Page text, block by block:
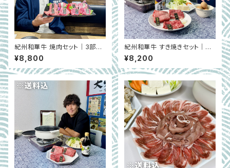
紀州和華牛 焼肉セット｜3部
位・6部位食べ比べ｜和歌山県
和歌山市
¥8,800
紀州和華牛 すき焼きセット｜30
0g ・600g｜和歌山県和歌山
市
¥8,200